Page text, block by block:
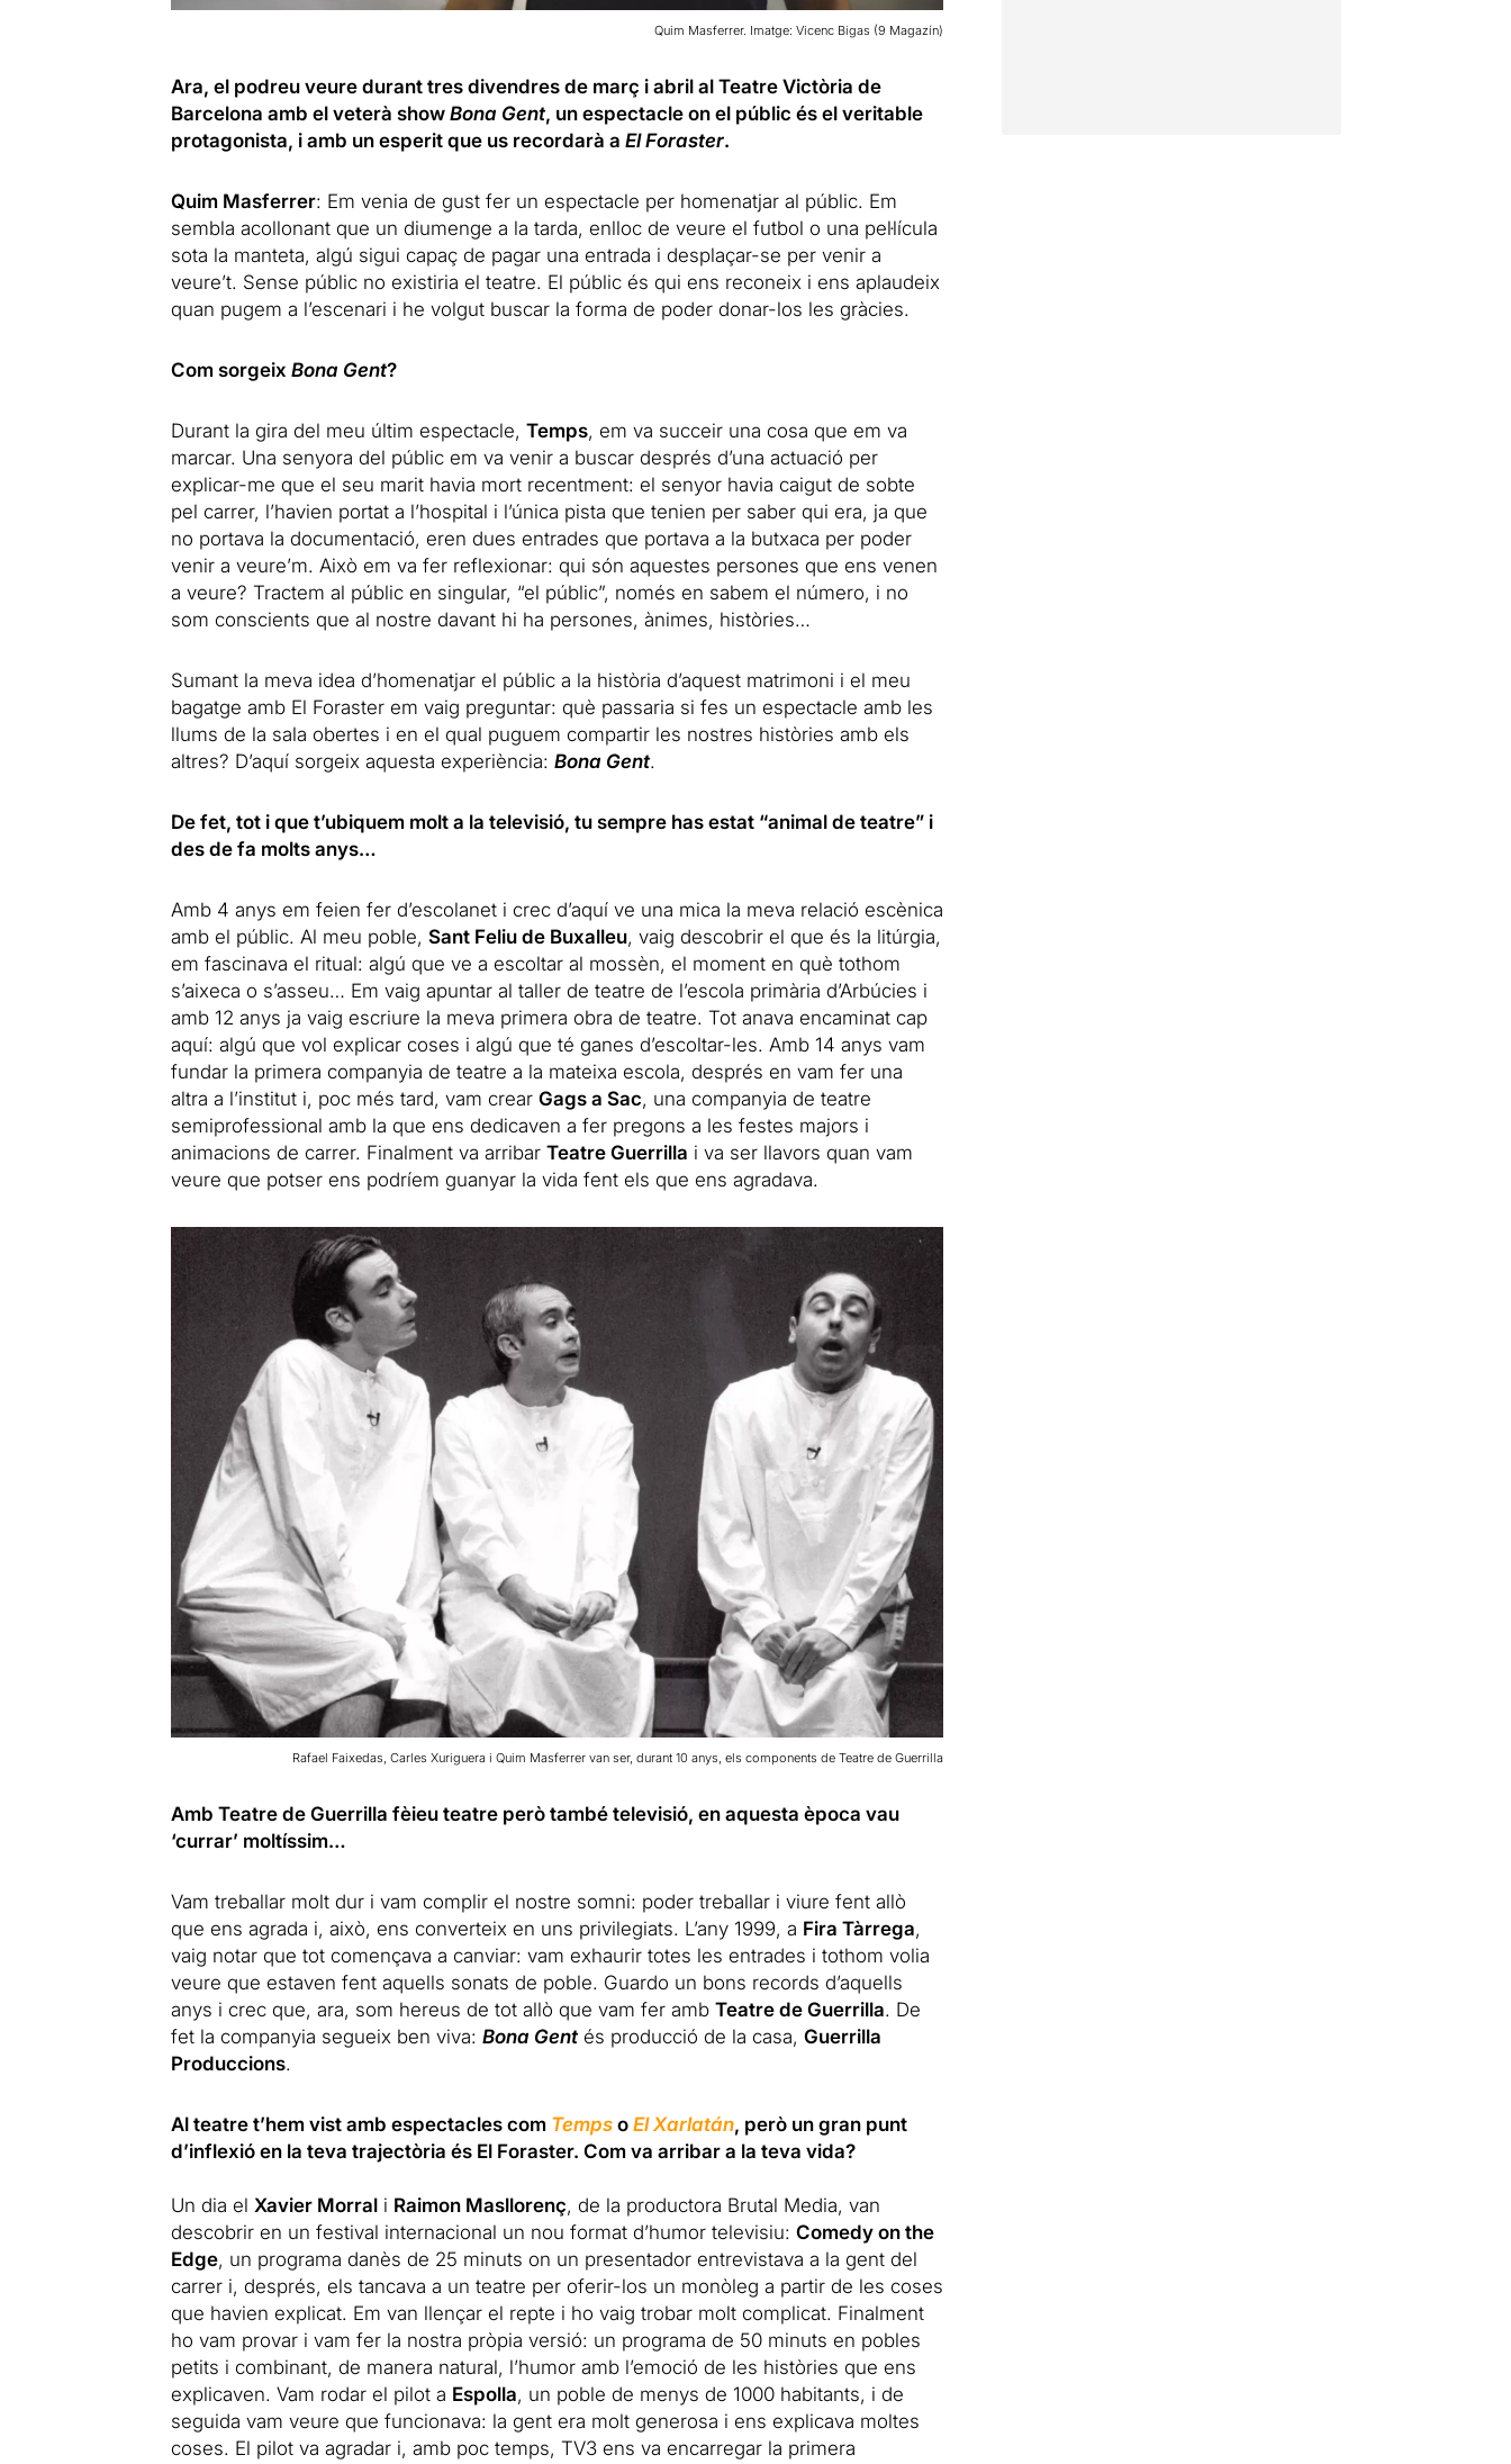
Quim Masferrer. Imatge: Vicenc Bigas (9 Magazín)
Ara, el podreu veure durant tres divendres de març i abril al Teatre Victòria de
Barcelona amb el veterà show Bona Gent, un espectacle on el públic és el veritable
protagonista, i amb un esperit que us recordarà a El Foraster.
Quim Masferrer: Em venia de gust fer un espectacle per homenatjar al públic. Em
sembla acollonant que un diumenge a la tarda, enlloc de veure el futbol o una pel·lícula
sota la manteta, algú sigui capaç de pagar una entrada i desplaçar-se per venir a
veure’t. Sense públic no existiria el teatre. El públic és qui ens reconeix i ens aplaudeix
quan pugem a l’escenari i he volgut buscar la forma de poder donar-los les gràcies.
Com sorgeix Bona Gent?
Durant la gira del meu últim espectacle, Temps, em va succeir una cosa que em va
marcar. Una senyora del públic em va venir a buscar després d’una actuació per
explicar-me que el seu marit havia mort recentment: el senyor havia caigut de sobte
pel carrer, l’havien portat a l’hospital i l’única pista que tenien per saber qui era, ja que
no portava la documentació, eren dues entrades que portava a la butxaca per poder
venir a veure’m. Això em va fer reflexionar: qui són aquestes persones que ens venen
a veure? Tractem al públic en singular, “el públic”, només en sabem el número, i no
som conscients que al nostre davant hi ha persones, ànimes, històries…
Sumant la meva idea d’homenatjar el públic a la història d’aquest matrimoni i el meu
bagatge amb El Foraster em vaig preguntar: què passaria si fes un espectacle amb les
llums de la sala obertes i en el qual puguem compartir les nostres històries amb els
altres? D’aquí sorgeix aquesta experiència: Bona Gent.
De fet, tot i que t’ubiquem molt a la televisió, tu sempre has estat “animal de teatre” i
des de fa molts anys…
Amb 4 anys em feien fer d’escolanet i crec d’aquí ve una mica la meva relació escènica
amb el públic. Al meu poble, Sant Feliu de Buxalleu, vaig descobrir el que és la litúrgia,
em fascinava el ritual: algú que ve a escoltar al mossèn, el moment en què tothom
s’aixeca o s’asseu… Em vaig apuntar al taller de teatre de l’escola primària d’Arbúcies i
amb 12 anys ja vaig escriure la meva primera obra de teatre. Tot anava encaminat cap
aquí: algú que vol explicar coses i algú que té ganes d’escoltar-les. Amb 14 anys vam
fundar la primera companyia de teatre a la mateixa escola, després en vam fer una
altra a l’institut i, poc més tard, vam crear Gags a Sac, una companyia de teatre
semiprofessional amb la que ens dedicaven a fer pregons a les festes majors i
animacions de carrer. Finalment va arribar Teatre Guerrilla i va ser llavors quan vam
veure que potser ens podríem guanyar la vida fent els que ens agradava.
Rafael Faixedas, Carles Xuriguera i Quim Masferrer van ser, durant 10 anys, els components de Teatre de Guerrilla
Amb Teatre de Guerrilla fèieu teatre però també televisió, en aquesta època vau
‘currar’ moltíssim…
Vam treballar molt dur i vam complir el nostre somni: poder treballar i viure fent allò
que ens agrada i, això, ens converteix en uns privilegiats. L’any 1999, a Fira Tàrrega,
vaig notar que tot començava a canviar: vam exhaurir totes les entrades i tothom volia
veure que estaven fent aquells sonats de poble. Guardo un bons records d’aquells
anys i crec que, ara, som hereus de tot allò que vam fer amb Teatre de Guerrilla. De
fet la companyia segueix ben viva: Bona Gentés producció de la casa, Guerrilla
Produccions.
Al teatre t’hem vist amb espectacles com Tempso El Xarlatán, però un gran punt
d’inflexió en la teva trajectòria és El Foraster. Com va arribar a la teva vida?
Un dia el Xavier Morrali Raimon Masllorenç, de la productora Brutal Media, van
descobrir en un festival internacional un nou format d’humor televisiu: Comedy on the
Edge, un programa danès de 25 minuts on un presentador entrevistava a la gent del
carrer i, després, els tancava a un teatre per oferir-los un monòleg a partir de les coses
que havien explicat. Em van llençar el repte i ho vaig trobar molt complicat. Finalment
ho vam provar i vam fer la nostra pròpia versió: un programa de 50 minuts en pobles
petits i combinant, de manera natural, l’humor amb l’emoció de les històries que ens
explicaven. Vam rodar el pilot a Espolla, un poble de menys de 1000 habitants, i de
seguida vam veure que funcionava: la gent era molt generosa i ens explicava moltes
coses. El pilot va agradar i, amb poc temps, TV3 ens va encarregar la primera